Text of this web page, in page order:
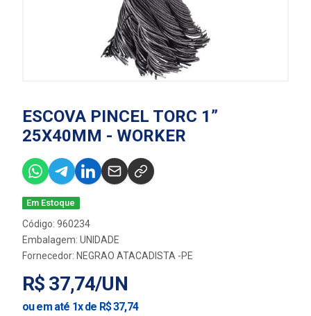
ESCOVA PINCEL TORC 1”
25X40MM - WORKER
Em Estoque
Código: 960234
Embalagem: UNIDADE
Fornecedor: NEGRAO ATACADISTA -PE
R$ 37,74/UN
ou em até 1x de R$ 37,74